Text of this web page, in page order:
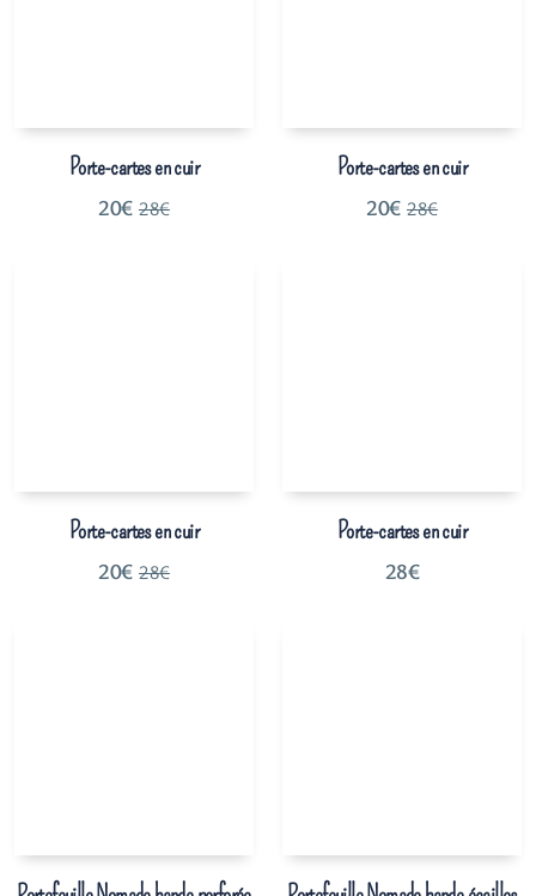
Porte-cartes en cuir
20€ 28€
Porte-cartes en cuir
20€ 28€
Porte-cartes en cuir
20€ 28€
Porte-cartes en cuir
28€